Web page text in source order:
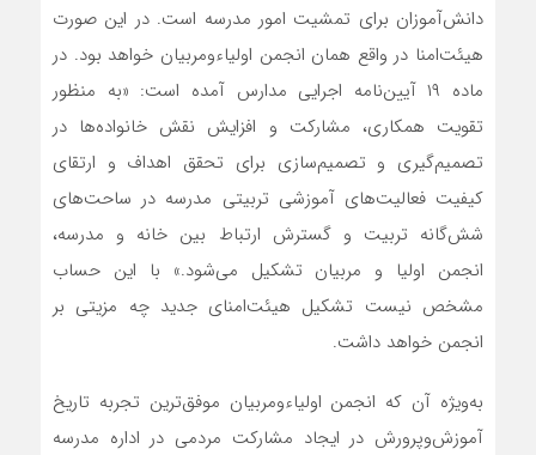
دانش‌آموزان برای تمشیت امور مدرسه است. در این صورت
هیئت‌امنا در واقع همان انجمن اولیاءومربیان خواهد بود. در
ماده ۱۹ آیین‌نامه اجرایی مدارس آمده است: «به منظور
تقویت همکاری، مشارکت و افزایش نقش خانواده‌ها در
تصمیم‌گیری و تصمیم‌سازی برای تحقق اهداف و ارتقای
کیفیت فعالیت‌های آموزشی تربیتی مدرسه در ساحت‌های
شش‌گانه تربیت و گسترش ارتباط بین خانه و مدرسه،
انجمن اولیا و مربیان تشکیل می‌شود.» با این حساب
مشخص نیست تشکیل هیئت‌امنای جدید چه مزیتی بر
انجمن خواهد داشت.
به‌ویژه آن که انجمن اولیاءومربیان موفق‌ترین تجربه تاریخ
آموزش‌وپرورش در ایجاد مشارکت مردمی در اداره مدرسه